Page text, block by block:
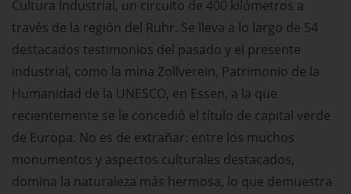
Cultura Industrial, un circuito de 400 kilómetros a
través de la región del Ruhr. Se lleva a lo largo de 54
destacados testimonios del pasado y el presente
industrial, como la mina Zollverein, Patrimonio de la
Humanidad de la UNESCO, en Essen, a la que
recientemente se le concedió el título de capital verde
de Europa. No es de extrañar: entre los muchos
monumentos y aspectos culturales destacados,
domina la naturaleza más hermosa, lo que demuestra